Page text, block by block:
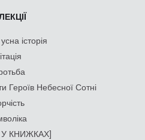
історія
Героїв Небесної Сотні
КНИЖКАХ]